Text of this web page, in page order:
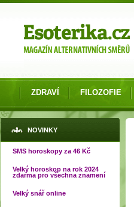
ZDRAVÍ FILOZOFIE
NOVINKY
SMS horoskopy za 46 Kč
Velký horoskop na rok 2024
zdarma pro všechna znamení
Velký snář online